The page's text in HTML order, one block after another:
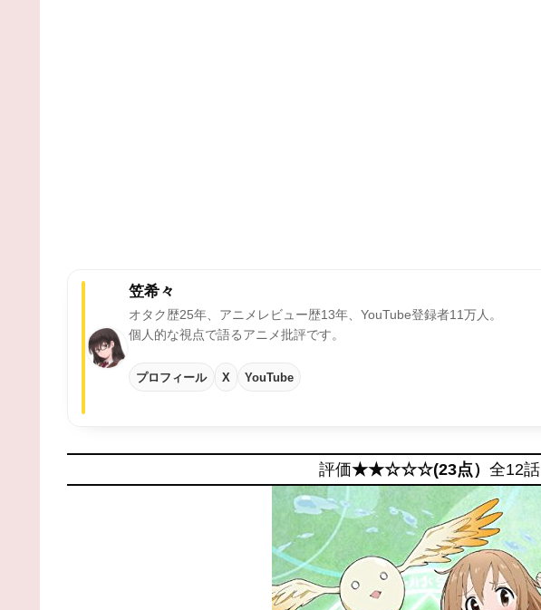
笠希々
オタク歴25年、アニメレビュー歴13年、YouTube登録者11万人。
個人的な視点で語るアニメ批評です。
プロフィール X YouTube
評価★★☆☆☆(23点） 全12話